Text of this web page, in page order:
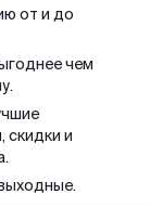
от и до
чем
скидки и